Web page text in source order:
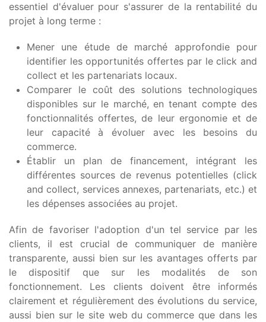
essentiel d'évaluer pour s'assurer de la rentabilité du
projet à long terme :
Mener une étude de marché approfondie pour
identifier les opportunités offertes par le click and
collect et les partenariats locaux.
Comparer le coût des solutions technologiques
disponibles sur le marché, en tenant compte des
fonctionnalités offertes, de leur ergonomie et de
leur capacité à évoluer avec les besoins du
commerce.
Établir un plan de financement, intégrant les
différentes sources de revenus potentielles (click
and collect, services annexes, partenariats, etc.) et
les dépenses associées au projet.
Afin de favoriser l'adoption d'un tel service par les
clients, il est crucial de communiquer de manière
transparente, aussi bien sur les avantages offerts par
le dispositif que sur les modalités de son
fonctionnement. Les clients doivent être informés
clairement et régulièrement des évolutions du service,
aussi bien sur le site web du commerce que dans les